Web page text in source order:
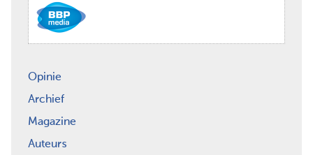
Opinie
Archief
Magazine
Auteurs